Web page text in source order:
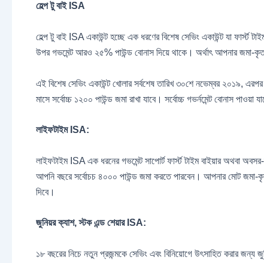
হেল্প টু বাই ISA
হেল্প টু বাই ISA একাউন্ট হচ্ছে এক ধরণের বিশেষ সেভিং একাউন্ট যা ফার্স্ট
উপর গভমেন্ট আরও ২৫% পাউন্ড বোনাস দিয়ে থাকে। অর্থাৎ আপনার জমা-
এই বিশেষ সেভিং একাউন্ট খোলার সর্বশেষ তারিখ ৩০শে নভেম্বর ২০১৯,
মাসে সর্বোচ্চ ১২০০ পাউন্ড জমা রাখা যাবে। সর্বোচ্চ গভর্নমেন্ট বোনাস
লাইফটাইম ISA:
লাইফটাইম ISA এক ধরনের গভমেন্ট সাপোর্ট ফার্স্ট টাইম বাইয়ার অথবা
আপনি বছরে সর্বোচচ ৪০০০ পাউন্ড জমা করতে পারবেন। আপনার মোট জমা-
দিবে।
জুনিয়র ক্যাশ, স্টক এন্ড শেয়ার ISA:
১৮ বছরের নিচে নতুন প্রজন্মকে সেভিং এবং বিনিয়োগে উৎসাহিত করার